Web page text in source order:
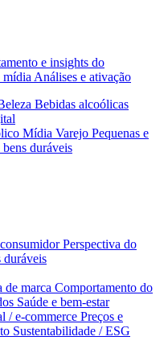
e insights do
mídia Análises e ativação
Bebidas alcoólicas
Mídia Varejo Pequenas e
duráveis
Perspectiva do
duráveis
de marca Comportamento do
Saúde e bem‑estar
/ e‑commerce Preços e
Sustentabilidade / ESG